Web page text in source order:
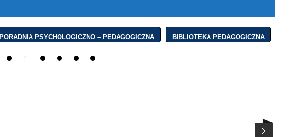
PORADNIA PSYCHOLOGICZNO – PEDAGOGICZNA BIBLIOTEKA PEDAGOGICZNA